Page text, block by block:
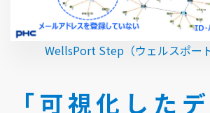
WellsPort Step（ウェルスポー
「可視化した